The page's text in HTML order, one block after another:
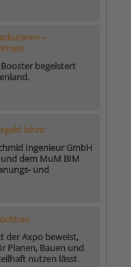
–
begeistert
lohnt
Ingenieur GmbH
dem MuM BIM
und
der Axpo beweist,
Planen, Bauen und
nutzen lässt.